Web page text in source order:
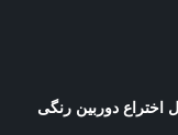
اختراع دوربین رنگی